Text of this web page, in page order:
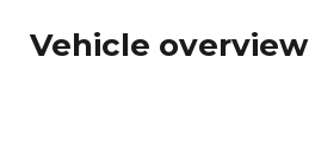
Vehicle overview